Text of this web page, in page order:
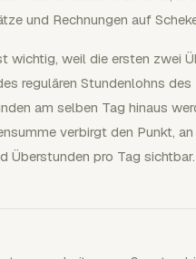
und Rechnungen auf
wichtig, weil die ersten zwei
regulären Stundenlohns
am selben Tag hinaus
verbirgt den Punkt,
Überstunden pro Tag sichtbar.